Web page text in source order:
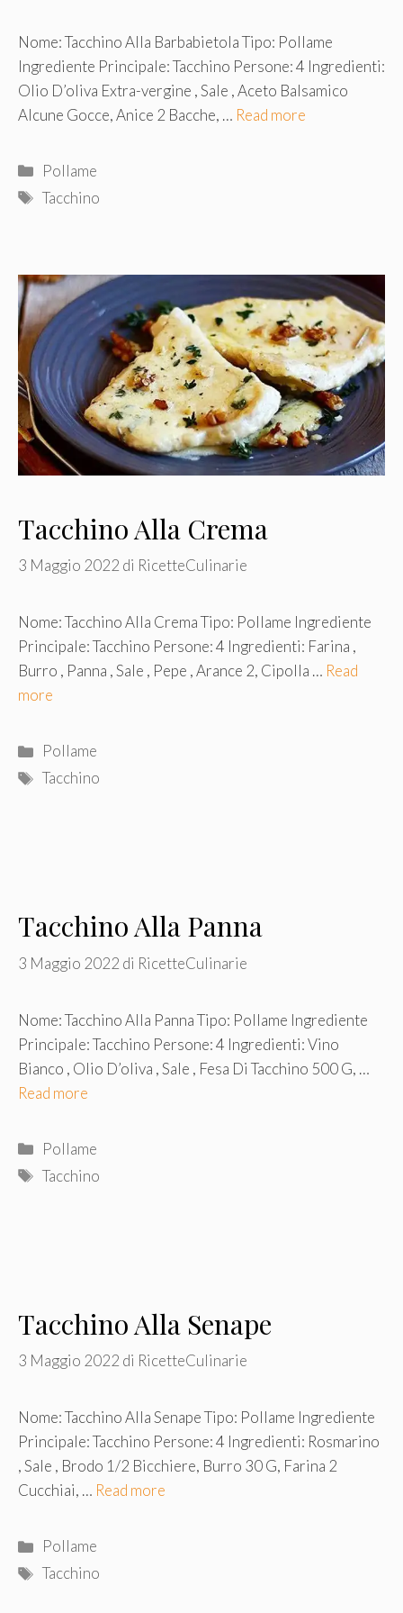
Nome: Tacchino Alla Barbabietola Tipo: Pollame
Ingrediente Principale: Tacchino Persone: 4 Ingredienti:
Olio D’oliva Extra-vergine , Sale , Aceto Balsamico
Alcune Gocce, Anice 2 Bacche, … Read more
Categorie
Pollame
Tag
Tacchino
Tacchino Alla Crema
3 Maggio 2022 di RicetteCulinarie
Nome: Tacchino Alla Crema Tipo: Pollame Ingrediente
Principale: Tacchino Persone: 4 Ingredienti: Farina ,
Burro , Panna , Sale , Pepe , Arance 2, Cipolla … Read
more
Categorie
Pollame
Tag
Tacchino
Tacchino Alla Panna
3 Maggio 2022 di RicetteCulinarie
Nome: Tacchino Alla Panna Tipo: Pollame Ingrediente
Principale: Tacchino Persone: 4 Ingredienti: Vino
Bianco , Olio D’oliva , Sale , Fesa Di Tacchino 500 G, …
Read more
Categorie
Pollame
Tag
Tacchino
Tacchino Alla Senape
3 Maggio 2022 di RicetteCulinarie
Nome: Tacchino Alla Senape Tipo: Pollame Ingrediente
Principale: Tacchino Persone: 4 Ingredienti: Rosmarino
, Sale , Brodo 1/2 Bicchiere, Burro 30 G, Farina 2
Cucchiai, … Read more
Categorie
Pollame
Tag
Tacchino